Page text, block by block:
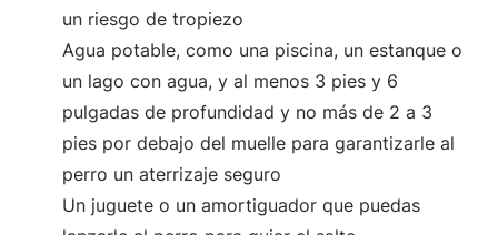
un riesgo de tropiezo
Agua potable, como una piscina, un estanque o
un lago con agua, y al menos 3 pies y 6
pulgadas de profundidad y no más de 2 a 3
pies por debajo del muelle para garantizarle al
perro un aterrizaje seguro
Un juguete o un amortiguador que puedas